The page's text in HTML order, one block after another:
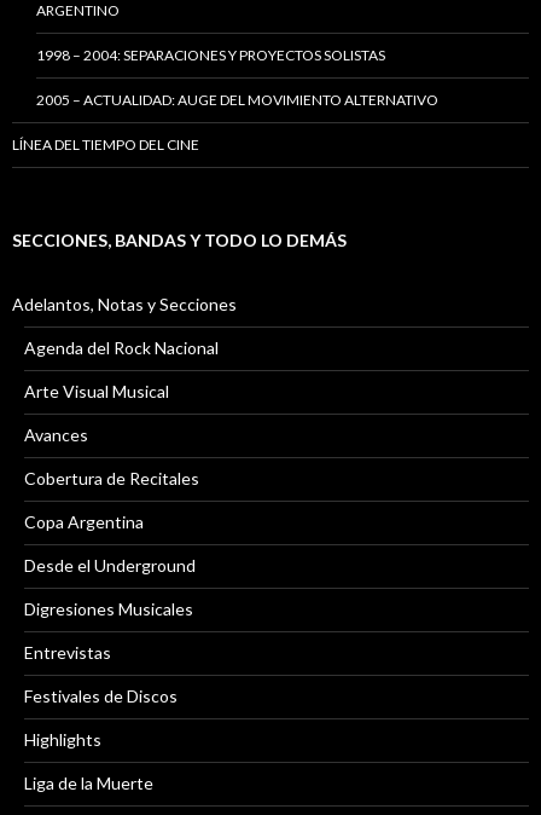
ARGENTINO
1998 – 2004: SEPARACIONES Y PROYECTOS SOLISTAS
2005 – ACTUALIDAD: AUGE DEL MOVIMIENTO ALTERNATIVO
LÍNEA DEL TIEMPO DEL CINE
SECCIONES, BANDAS Y TODO LO DEMÁS
Adelantos, Notas y Secciones
Agenda del Rock Nacional
Arte Visual Musical
Avances
Cobertura de Recitales
Copa Argentina
Desde el Underground
Digresiones Musicales
Entrevistas
Festivales de Discos
Highlights
Liga de la Muerte